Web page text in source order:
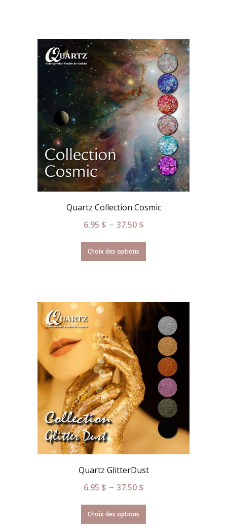
Quartz Collection Cosmic
6.95 $ – 37.50 $
Choix des options
Quartz GlitterDust
6.95 $ – 37.50 $
Choix des options